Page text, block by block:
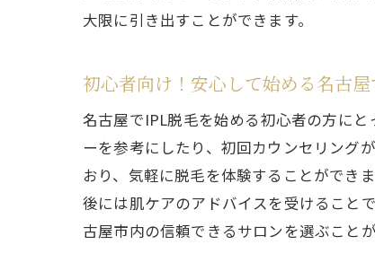
大限に引き出すことができます。
初心者向け！安心して始める名古
名古屋でIPL脱毛を始める初心者の方に
ーを参考にしたり、初回カウンセリング
おり、気軽に脱毛を体験することができ
後には肌ケアのアドバイスを受けること
古屋市内の信頼できるサロンを選ぶこと